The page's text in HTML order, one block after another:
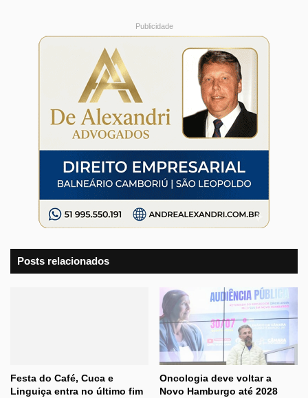
Publicidade
Posts relacionados
Festa do Café, Cuca e
Linguiça entra no último fim
Oncologia deve voltar a
Novo Hamburgo até 2028